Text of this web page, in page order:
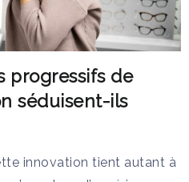
progressifs de
séduisent-ils
innovation tient autant à